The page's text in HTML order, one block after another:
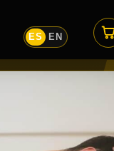
ES EN